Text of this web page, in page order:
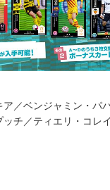
／ベンジャミン・パ
チ／ティエリ・コレ